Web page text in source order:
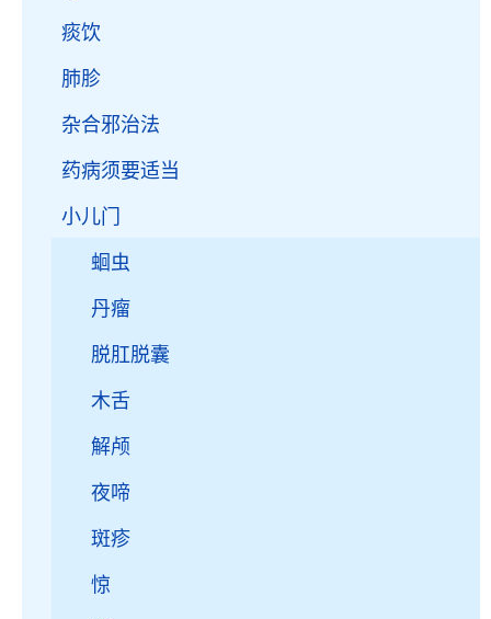
痰饮
肺胗
杂合邪治法
药病须要适当
小儿门
蛔虫
丹瘤
脱肛脱囊
木舌
解颅
夜啼
斑疹
惊